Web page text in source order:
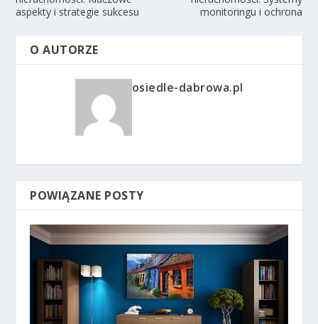
aspekty i strategie sukcesu
monitoringu i ochrona
O AUTORZE
osiedle-dabrowa.pl
POWIĄZANE POSTY